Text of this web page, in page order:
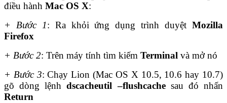
điều hành Mac OS X:
+ Bước 1: Ra khỏi ứng dụng trình duyệtMozilla
Firefox
+ Bước 2: Trên máy tính tìm kiếm Terminal và mở nó
+ Bước 3: Chạy Lion (Mac OS X 10.5, 10.6 hay 10.7)
gõ dòng lệnhdscacheutil –flushcachesau đó nhấn
Return